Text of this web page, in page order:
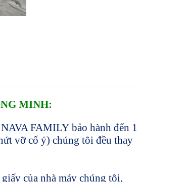
MINH:
NAVA FAMILYbảo hành đến 1
vỡ cố ý) chúng tôi đều thay
giấycủa nhà máy chúng tôi,